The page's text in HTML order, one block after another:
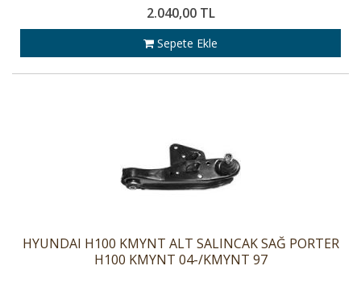
2.040,00 TL
Sepete Ekle
HYUNDAI H100 KMYNT ALT SALINCAK SAĞ PORTER
H100 KMYNT 04-/KMYNT 97